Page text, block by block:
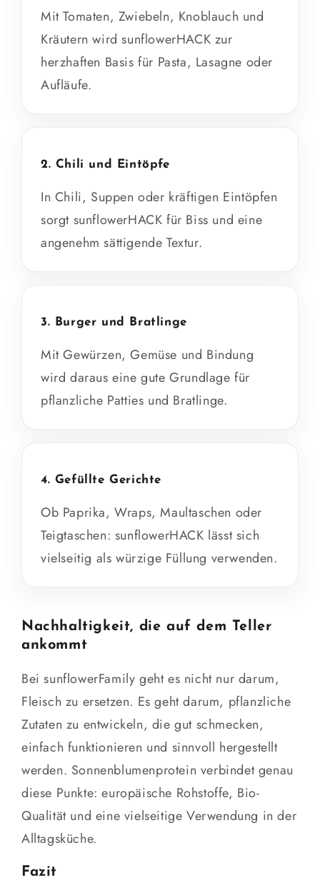
Mit Tomaten, Zwiebeln, Knoblauch und
Kräutern wird sunflowerHACK zur
herzhaften Basis für Pasta, Lasagne oder
Aufläufe.
2. Chili und Eintöpfe
In Chili, Suppen oder kräftigen Eintöpfen
sorgt sunflowerHACK für Biss und eine
angenehm sättigende Textur.
3. Burger und Bratlinge
Mit Gewürzen, Gemüse und Bindung
wird daraus eine gute Grundlage für
pflanzliche Patties und Bratlinge.
4. Gefüllte Gerichte
Ob Paprika, Wraps, Maultaschen oder
Teigtaschen: sunflowerHACK lässt sich
vielseitig als würzige Füllung verwenden.
Nachhaltigkeit, die auf dem Teller
ankommt
Bei sunflowerFamily geht es nicht nur darum,
Fleisch zu ersetzen. Es geht darum, pflanzliche
Zutaten zu entwickeln, die gut schmecken,
einfach funktionieren und sinnvoll hergestellt
werden. Sonnenblumenprotein verbindet genau
diese Punkte: europäische Rohstoffe, Bio-
Qualität und eine vielseitige Verwendung in der
Alltagsküche.
Fazit